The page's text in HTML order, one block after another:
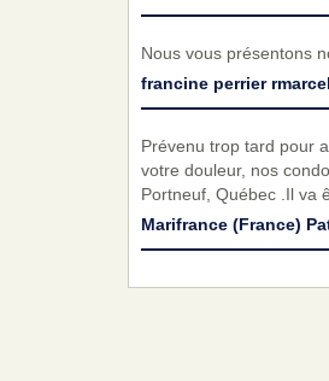
Nous vous présentons
francine perrier
Prévenu trop tard pour
votre douleur, nos
Portneuf, Québec .Il va
Marifrance (France)